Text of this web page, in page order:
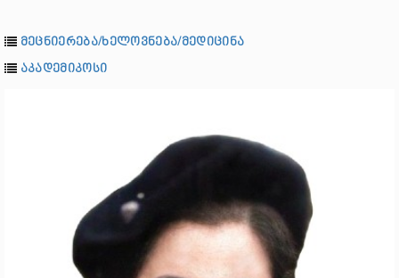
მეცნიერება/ხელოვნება/მედიცინა
აკადემიკოსი